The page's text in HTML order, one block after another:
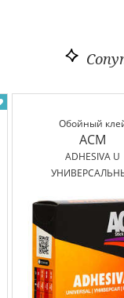
Обойный
ACM
ADHESIVA U